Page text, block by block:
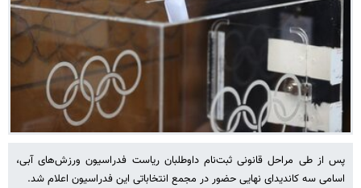
پس از طی مراحل قانونی ثبت‌نام داوطلبان ریاست فدراسیون ورزش‌های آبی،
اسامی سه کاندیدای نهایی حضور در مجمع انتخاباتی این فدراسیون اعلام شد.